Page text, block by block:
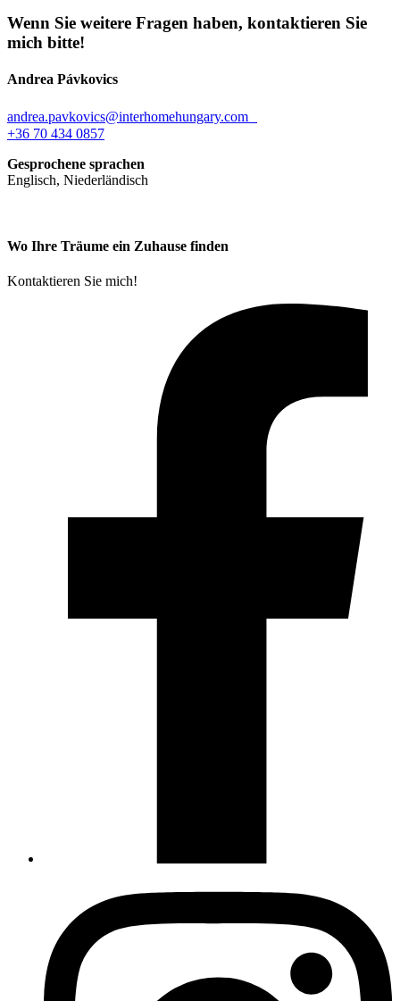
Wenn Sie weitere Fragen haben, kontaktieren Sie
mich bitte!
Andrea Pávkovics
andrea.pavkovics@interhomehungary.com
+36 70 434 0857
Gesprochene sprachen
Englisch, Niederländisch
Wo Ihre Träume ein Zuhause finden
Kontaktieren Sie mich!